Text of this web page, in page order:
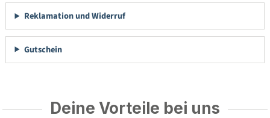
Reklamation und Widerruf
Gutschein
Deine Vorteile bei uns